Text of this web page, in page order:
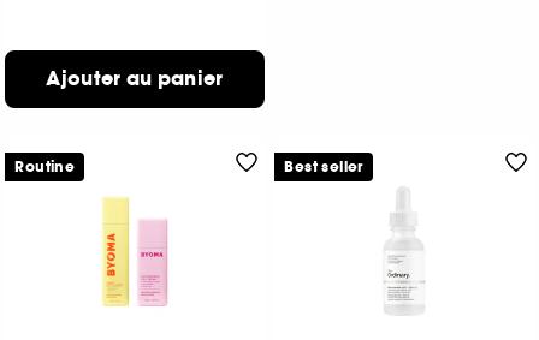
Ajouter au panier
Routine Best seller